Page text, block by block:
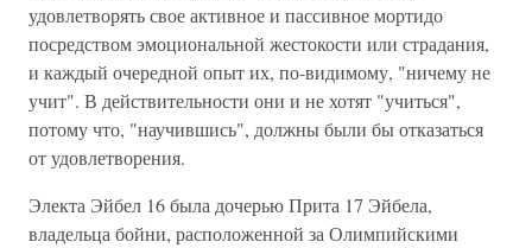
удовлетворять свое активное и пассивное мортидо
посредством эмоциональной жестокости или страдания,
и каждый очередной опыт их, по-видимому, "ничему не
учит". В действительности они и не хотят "учиться",
потому что, "научившись", должны были бы отказаться
от удовлетворения.
Электа Эйбел 16 была дочерью Прита 17 Эйбела,
владельца бойни, расположенной за Олимпийскими